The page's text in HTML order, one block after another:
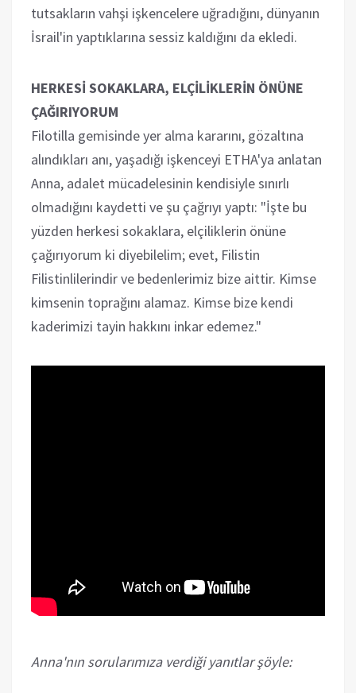
tutsakların vahşi işkencelere uğradığını, dünyanın
İsrail'in yaptıklarına sessiz kaldığını da ekledi.
HERKESİ SOKAKLARA, ELÇİLİKLERİN ÖNÜNE
ÇAĞIRIYORUM
Filotilla gemisinde yer alma kararını, gözaltına
alındıkları anı, yaşadığı işkenceyi ETHA'ya anlatan
Anna, adalet mücadelesinin kendisiyle sınırlı
olmadığını kaydetti ve şu çağrıyı yaptı: "İşte bu
yüzden herkesi sokaklara, elçiliklerin önüne
çağırıyorum ki diyebilelim; evet, Filistin
Filistinlilerindir ve bedenlerimiz bize aittir. Kimse
kimsenin toprağını alamaz. Kimse bize kendi
kaderimizi tayin hakkını inkar edemez."
Anna'nın sorularımıza verdiği yanıtlar şöyle: